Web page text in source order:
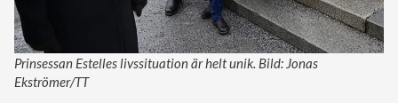
Prinsessan Estelles livssituation är helt unik. Bild: Jonas
Ekströmer/TT